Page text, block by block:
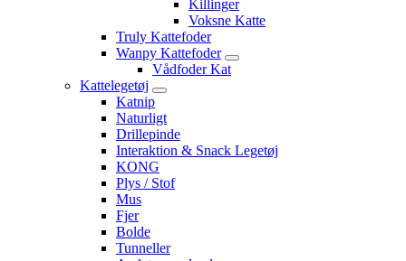
Killinger
Voksne Katte
Truly Kattefoder
Wanpy Kattefoder
Vådfoder Kat
Kattelegetøj
Katnip
Naturligt
Drillepinde
Interaktion & Snack Legetøj
KONG
Plys / Stof
Mus
Fjer
Bolde
Tunneller